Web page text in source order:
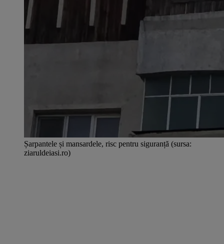
Șarpantele și mansardele, risc pentru siguranță (sursa:
ziaruldeiasi.ro)